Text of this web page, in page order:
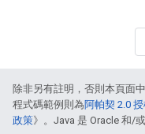
除非另有註明，否則本頁面
程式碼範例則為阿帕契 2.0
政策》。Java 是 Oracle 和/